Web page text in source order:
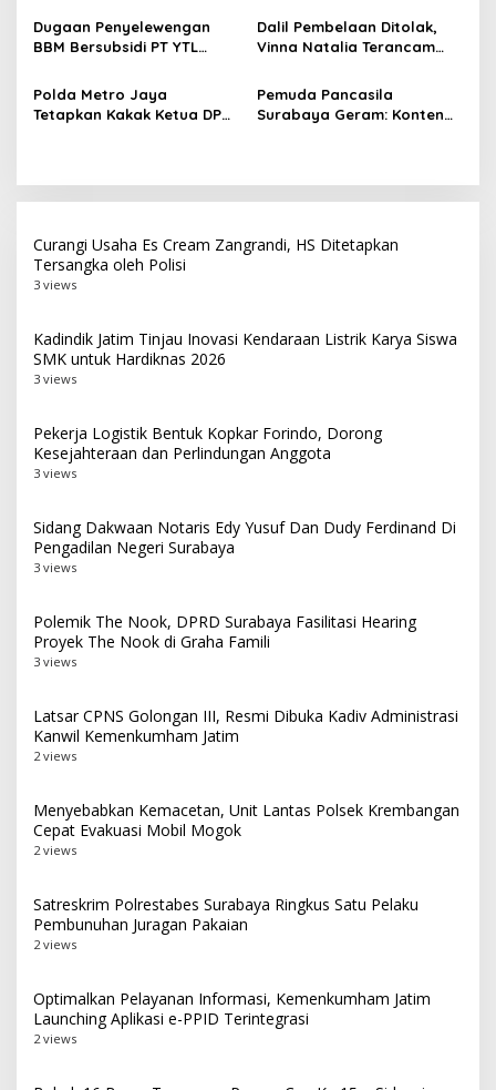
s
Dugaan Kekerasan Seksual
Dugaan Penyelewengan
BBM Bersubsidi PT YTL
Brikom TKN Beri
Keterangan Tambahan ke
Kejari Probolinggo
Dalil Pembelaan Ditolak,
Vinna Natalia Terancam
Polda Metro Jaya
Tetapkan Kakak Ketua DPD
Pemuda Pancasila
Surabaya Geram: Konten
Curangi Usaha Es Cream Zangrandi, HS Ditetapkan
Tersangka oleh Polisi
3 views
Kadindik Jatim Tinjau Inovasi Kendaraan Listrik Karya Siswa
SMK untuk Hardiknas 2026
3 views
Pekerja Logistik Bentuk Kopkar Forindo, Dorong
Kesejahteraan dan Perlindungan Anggota
3 views
Sidang Dakwaan Notaris Edy Yusuf Dan Dudy Ferdinand Di
Pengadilan Negeri Surabaya
3 views
Polemik The Nook, DPRD Surabaya Fasilitasi Hearing
Proyek The Nook di Graha Famili
3 views
Latsar CPNS Golongan III, Resmi Dibuka Kadiv Administrasi
Kanwil Kemenkumham Jatim
2 views
Menyebabkan Kemacetan, Unit Lantas Polsek Krembangan
Cepat Evakuasi Mobil Mogok
2 views
Satreskrim Polrestabes Surabaya Ringkus Satu Pelaku
Pembunuhan Juragan Pakaian
2 views
Optimalkan Pelayanan Informasi, Kemenkumham Jatim
Launching Aplikasi e-PPID Terintegrasi
2 views